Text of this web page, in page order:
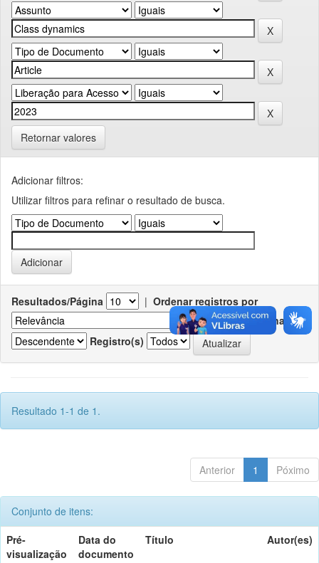
Retornar valores
Adicionar filtros:
Utilizar filtros para refinar o resultado de busca.
Resultados/Página | Ordenar registros por
Ordenar
Registro(s)
Resultado 1-1 de 1.
Anterior 1 Póximo
Conjunto de itens:
Pré-
visualização
Data do
documento
Título Autor(es)